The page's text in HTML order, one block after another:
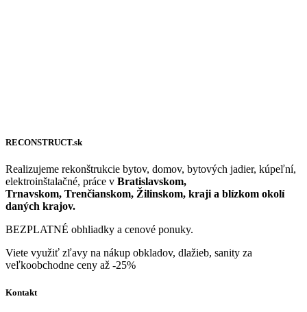
RECONSTRUCT.sk
Realizujeme rekonštrukcie bytov, domov, bytových jadier, kúpeľní,
elektroinštalačné, práce v Bratislavskom,
Trnavskom, Trenčianskom, Žilinskom, kraji a blízkom okolí
daných krajov.
BEZPLATNÉ obhliadky a cenové ponuky.
Viete využiť zľavy na nákup obkladov, dlažieb, sanity za
veľkoobchodne ceny až -25%
Kontakt